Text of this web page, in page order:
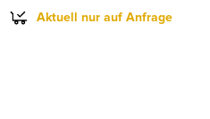
Aktuell nur auf Anfrage